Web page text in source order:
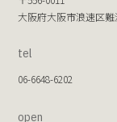
大阪府大阪市浪速区難
tel
06-6648-6202
open